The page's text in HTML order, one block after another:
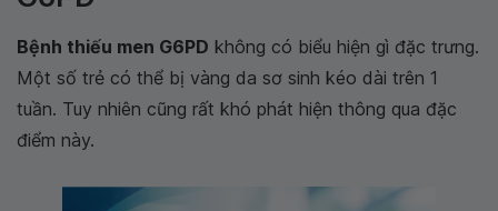
Bệnh thiếu men G6PD không có biểu hiện gì đặc trưng.
Một số trẻ có thể bị vàng da sơ sinh kéo dài trên 1
tuần. Tuy nhiên cũng rất khó phát hiện thông qua đặc
điểm này.